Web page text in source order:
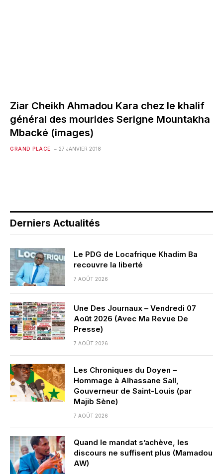
Ziar Cheikh Ahmadou Kara chez le khalif
général des mourides Serigne Mountakha
Mbacké (images)
GRAND PLACE 27 JANVIER 2018
Derniers Actualités
Le PDG de Locafrique Khadim Ba
recouvre la liberté
7 AOÛT 2026
Une Des Journaux – Vendredi 07
Août 2026 (Avec Ma Revue De
Presse)
7 AOÛT 2026
Les Chroniques du Doyen –
Hommage à Alhassane Sall,
Gouverneur de Saint-Louis (par
Majib Sène)
7 AOÛT 2026
Quand le mandat s’achève, les
discours ne suffisent plus (Mamadou
AW)